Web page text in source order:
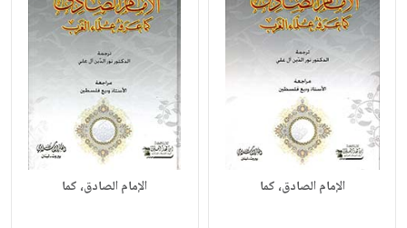
الإمام الصادق، كما الإمام الصادق، كما